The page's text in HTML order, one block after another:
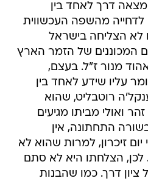
מצאה דרך לאחד בין
מהשפה העכשווית
הצליחה בישראל
המכוננים של הזמר הארץ
מנור ז"ל. בעצם,
עליו שידע לאחד בין
רוטבליט, שהוא
ואולי מביתו מגיעים
התחתונה, אין
זיכרון, למרות שהוא לא
לכן, הצלחתו היא לא סתם
ציון דרך. כמו שהבנות